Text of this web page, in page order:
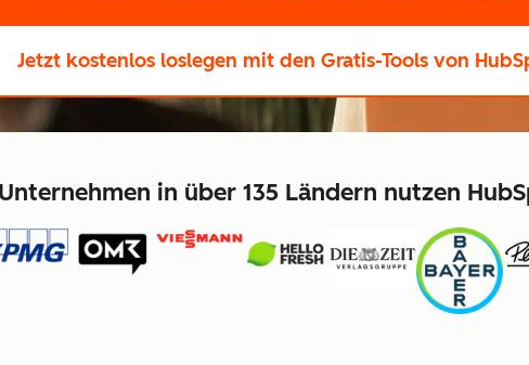
Jetzt kostenlos loslegen mit den Gratis-Tools von
in über 135 Ländern nutzen